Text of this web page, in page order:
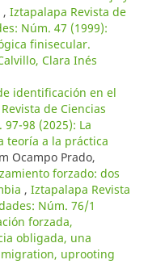
, Iztapalapa Revista de
Núm. 47 (1999):
finisecular.
Clara Inés
identificación en el
de Ciencias
98 (2025): La
teoría a la práctica
Ocampo Prado,
forzado: dos
, Iztapalapa Revista
Núm. 76/1
forzada,
obligada, una
uprooting